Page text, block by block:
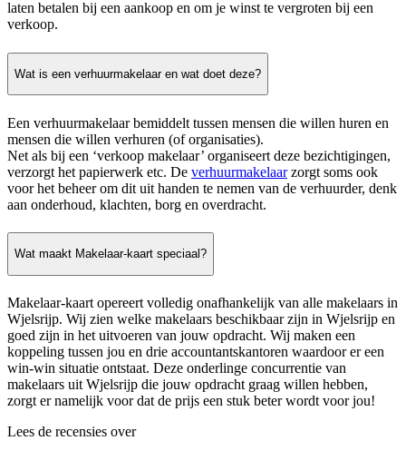
laten betalen bij een aankoop en om je winst te vergroten bij een
verkoop.
Wat is een verhuurmakelaar en wat doet deze?
Een verhuurmakelaar bemiddelt tussen mensen die willen huren en
mensen die willen verhuren (of organisaties).
Net als bij een ‘verkoop makelaar’ organiseert deze bezichtigingen,
verzorgt het papierwerk etc. De verhuurmakelaarzorgt soms ook
voor het beheer om dit uit handen te nemen van de verhuurder, denk
aan onderhoud, klachten, borg en overdracht.
Wat maakt Makelaar-kaart speciaal?
Makelaar-kaart opereert volledig onafhankelijk van alle makelaars in
Wjelsrijp. Wij zien welke makelaars beschikbaar zijn in Wjelsrijp en
goed zijn in het uitvoeren van jouw opdracht. Wij maken een
koppeling tussen jou en drie accountantskantoren waardoor er een
win-win situatie ontstaat. Deze onderlinge concurrentie van
makelaars uit Wjelsrijp die jouw opdracht graag willen hebben,
zorgt er namelijk voor dat de prijs een stuk beter wordt voor jou!
Lees de recensies over